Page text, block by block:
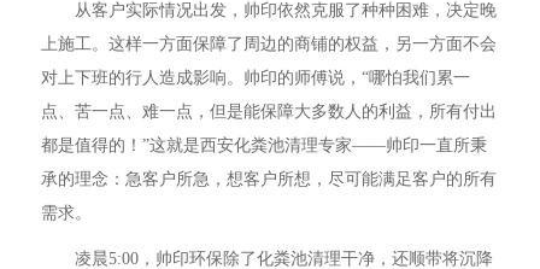
从客户实际情况出发，帅印依然克服了种种困难，决定晚
上施工。这样一方面保障了周边的商铺的权益，另一方面不会
对上下班的行人造成影响。帅印的师傅说，“哪怕我们累一
点、苦一点、难一点，但是能保障大多数人的利益，所有付出
都是值得的！”这就是西安化粪池清理专家——帅印一直所秉
承的理念：急客户所急，想客户所想，尽可能满足客户的所有
需求。
凌晨5:00，帅印环保除了化粪池清理干净，还顺带将沉降